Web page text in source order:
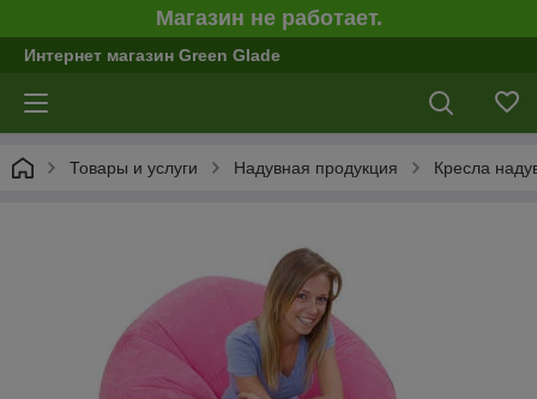
Магазин не работает.
Интернет магазин Green Glade
Товары и услуги Надувная продукция Кресла